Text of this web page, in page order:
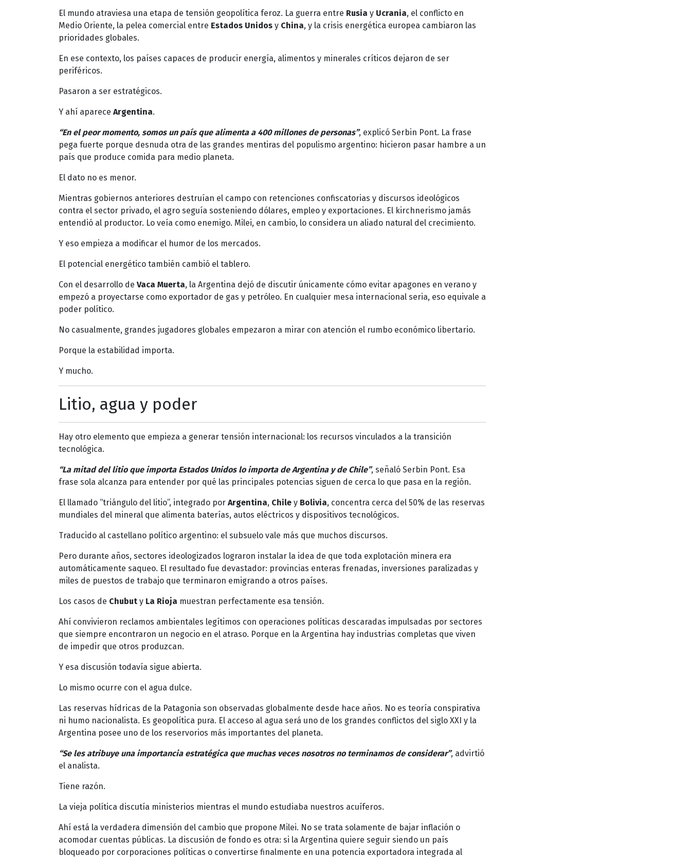
El mundo atraviesa una etapa de tensión geopolítica feroz. La guerra entre Rusia y Ucrania, el conflicto en
Medio Oriente, la pelea comercial entre Estados Unidos y China, y la crisis energética europea cambiaron las
prioridades globales.
En ese contexto, los países capaces de producir energía, alimentos y minerales críticos dejaron de ser
periféricos.
Pasaron a ser estratégicos.
Y ahí aparece Argentina.
“En el peor momento, somos un país que alimenta a 400 millones de personas”, explicó Serbin Pont. La frase
pega fuerte porque desnuda otra de las grandes mentiras del populismo argentino: hicieron pasar hambre a un
país que produce comida para medio planeta.
El dato no es menor.
Mientras gobiernos anteriores destruían el campo con retenciones confiscatorias y discursos ideológicos
contra el sector privado, el agro seguía sosteniendo dólares, empleo y exportaciones. El kirchnerismo jamás
entendió al productor. Lo veía como enemigo. Milei, en cambio, lo considera un aliado natural del crecimiento.
Y eso empieza a modificar el humor de los mercados.
El potencial energético también cambió el tablero.
Con el desarrollo de Vaca Muerta, la Argentina dejó de discutir únicamente cómo evitar apagones en verano y
empezó a proyectarse como exportador de gas y petróleo. En cualquier mesa internacional seria, eso equivale a
poder político.
No casualmente, grandes jugadores globales empezaron a mirar con atención el rumbo económico libertario.
Porque la estabilidad importa.
Y mucho.
Litio, agua y poder
Hay otro elemento que empieza a generar tensión internacional: los recursos vinculados a la transición
tecnológica.
“La mitad del litio que importa Estados Unidos lo importa de Argentina y de Chile”, señaló Serbin Pont. Esa
frase sola alcanza para entender por qué las principales potencias siguen de cerca lo que pasa en la región.
El llamado “triángulo del litio”, integrado por Argentina, Chile y Bolivia, concentra cerca del 50% de las reservas
mundiales del mineral que alimenta baterías, autos eléctricos y dispositivos tecnológicos.
Traducido al castellano político argentino: el subsuelo vale más que muchos discursos.
Pero durante años, sectores ideologizados lograron instalar la idea de que toda explotación minera era
automáticamente saqueo. El resultado fue devastador: provincias enteras frenadas, inversiones paralizadas y
miles de puestos de trabajo que terminaron emigrando a otros países.
Los casos de Chubut y La Rioja muestran perfectamente esa tensión.
Ahí convivieron reclamos ambientales legítimos con operaciones políticas descaradas impulsadas por sectores
que siempre encontraron un negocio en el atraso. Porque en la Argentina hay industrias completas que viven
de impedir que otros produzcan.
Y esa discusión todavía sigue abierta.
Lo mismo ocurre con el agua dulce.
Las reservas hídricas de la Patagonia son observadas globalmente desde hace años. No es teoría conspirativa
ni humo nacionalista. Es geopolítica pura. El acceso al agua será uno de los grandes conflictos del siglo XXI y la
Argentina posee uno de los reservorios más importantes del planeta.
“Se les atribuye una importancia estratégica que muchas veces nosotros no terminamos de considerar”, advirtió
el analista.
Tiene razón.
La vieja política discutía ministerios mientras el mundo estudiaba nuestros acuíferos.
Ahí está la verdadera dimensión del cambio que propone Milei. No se trata solamente de bajar inflación o
acomodar cuentas públicas. La discusión de fondo es otra: si la Argentina quiere seguir siendo un país
bloqueado por corporaciones políticas o convertirse finalmente en una potencia exportadora integrada al